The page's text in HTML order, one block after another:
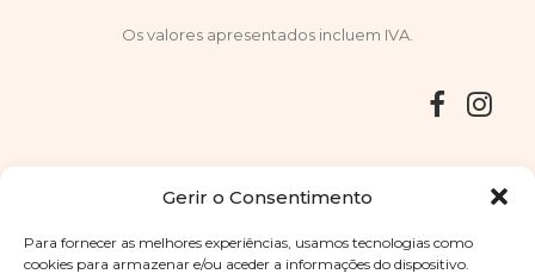
Gerir o Consentimento
Para fornecer as melhores experiências, usamos tecnologias como
cookies para armazenar e/ou aceder a informações do dispositivo.
Os valores apresentados incluem IVA.